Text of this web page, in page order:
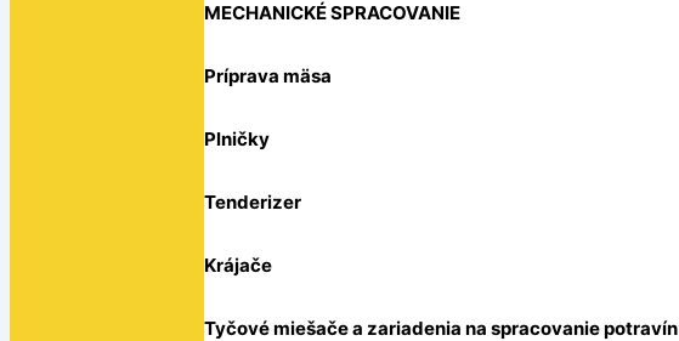
MECHANICKÉ SPRACOVANIE
Príprava mäsa
Plničky
Tenderizer
Krájače
Tyčové miešače a zariadenia na spracovanie potravín